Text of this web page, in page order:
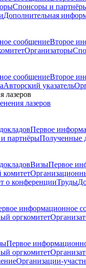
Спонсоры и
Дополнительная
сообщениеВторое
Организаторы
сообщениеВторое
Авторский указатель
лазеров
лазеров
Первое
партнёрыПолученные
ВизыПервое
о конференцииТруды
информационное
оргкомитет
Первое
оргкомитет
Организации-